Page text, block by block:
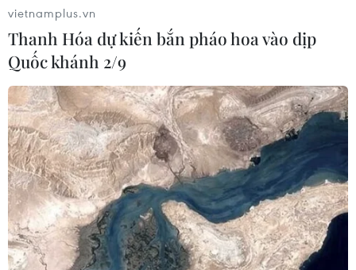
vietnamplus.vn
Thanh Hóa dự kiến bắn pháo hoa vào dịp
Quốc khánh 2/9